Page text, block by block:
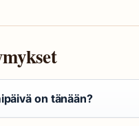
on tänään?